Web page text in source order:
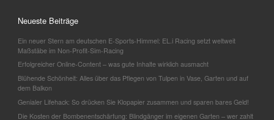
Neueste Beiträge
Ein neuer Stern am deutschen E-Sports-Himmel: EL.i Racing setzt weltweit
Maßstäbe im Non-Profit-Sim-Racing
Erfolgreicher Online-Content – was gute Inhalte wirklich ausmacht
Blühende Schönheit: Alles über das Pflegen von Tulpen in Vase, Garten und auf
dem Balkon
Genialer Lifehack: So drücken Sie Klopapier zusammen und sparen bares Geld!
Die Kosten der Bombenentschärfung: Blindgänger im eigenen Garten – wer zahlt